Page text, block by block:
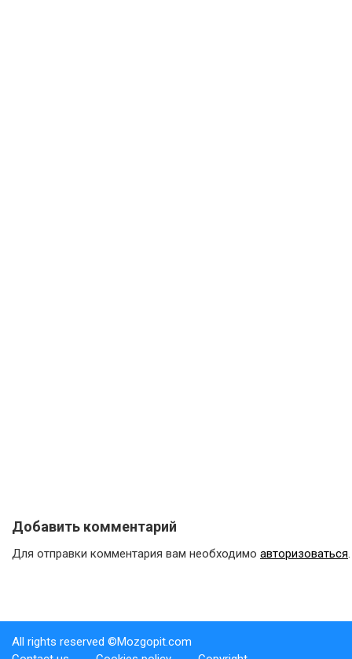
Добавить комментарий
Для отправки комментария вам необходимо авторизоваться.
All rights reserved ©Mozgopit.com